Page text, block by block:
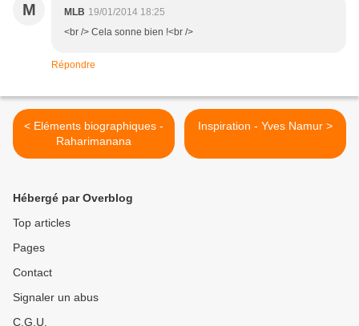
M MLB 19/01/2014 18:25
<br /> Cela sonne bien !<br />
Répondre
< Eléments biographiques -
Raharimanana
Inspiration - Yves Namur >
Hébergé par Overblog
Top articles
Pages
Contact
Signaler un abus
C.G.U.